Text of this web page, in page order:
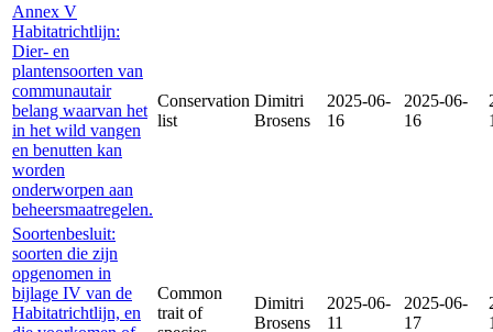
Annex V
Habitatrichtlijn:
Dier- en
plantensoorten van
communautair
belang waarvan het
in het wild vangen
en benutten kan
worden
onderworpen aan
beheersmaatregelen.
Conservation
list
Dimitri
Brosens
2025-06-
16
2025-06-
16
Soortenbesluit:
soorten die zijn
opgenomen in
bijlage IV van de
Habitatrichtlijn, en
Common
trait of
Dimitri
Brosens
2025-06-
11
2025-06-
17